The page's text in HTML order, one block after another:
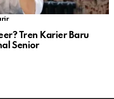
Tren Karier Baru
Senior